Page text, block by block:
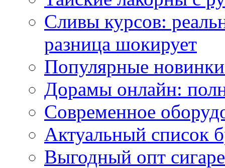
Сливы курсов:
разница шокирует
Популярные
Дорамы онлайн:
Современное
Актуальный список
Выгодный опт